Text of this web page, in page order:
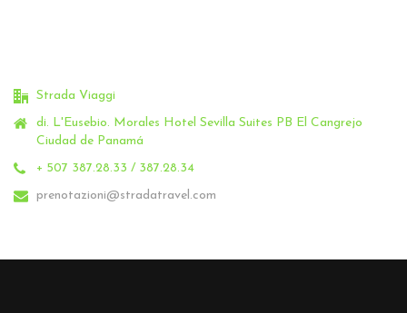
Strada Viaggi
di. L'Eusebio. Morales Hotel Sevilla Suites PB El Cangrejo
Ciudad de Panamá
+ 507 387.28.33 / 387.28.34
prenotazioni@stradatravel.com